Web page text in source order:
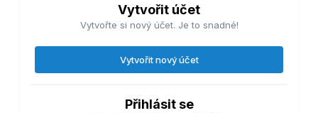
Vytvořit účet
Vytvořte si nový účet. Je to snadné!
Vytvořit nový účet
Přihlásit se